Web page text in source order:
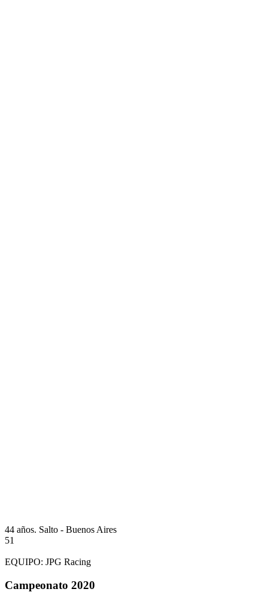
44 años. Salto - Buenos Aires
51
EQUIPO: JPG Racing
Campeonato 2020